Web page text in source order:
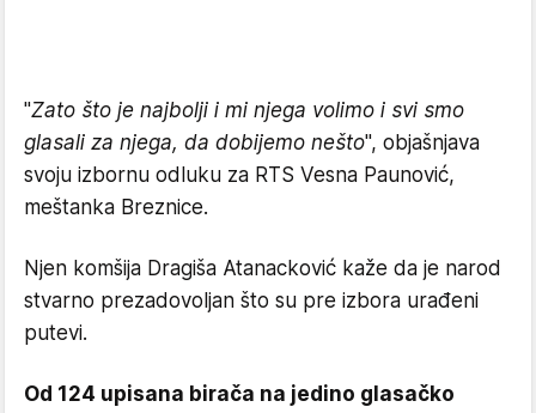
"Zato što je najbolji i mi njega volimo i svi smo
glasali za njega, da dobijemo nešto", objašnjava
svoju izbornu odluku za RTS Vesna Paunović,
meštanka Breznice.
Njen komšija Dragiša Atanacković kaže da je narod
stvarno prezadovoljan što su pre izbora urađeni
putevi.
Od 124 upisana birača na jedino glasačko